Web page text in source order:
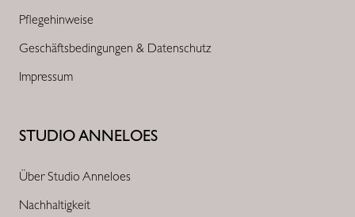
STUDIO ANNELOES
Über Studio Anneloes
Nachhaltigkeit
Pflegehinweise
Geschäftsbedingungen & Datenschutz
Impressum